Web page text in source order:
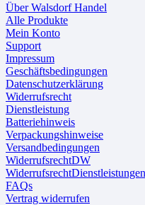
Über Walsdorf Handel
Alle Produkte
Mein Konto
Support
Impressum
Geschäftsbedingungen
Datenschutzerklärung
Widerrufsrecht
Dienstleistung
Batteriehinweis
Verpackungshinweise
Versandbedingungen
WiderrufsrechtDW
WiderrufsrechtDienstleistungen
FAQs
Vertrag widerrufen